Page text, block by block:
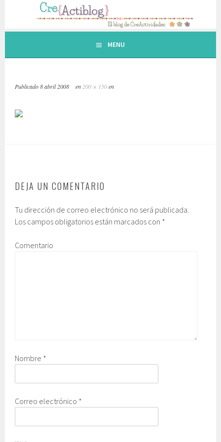
contenido.
MENU
Publicado8 abril 2008 en 200 × 150en
DEJA UN COMENTARIO
Tu dirección de correo electrónico no será publicada.
Los campos obligatorios están marcados con *
Comentario
Nombre *
Correo electrónico *